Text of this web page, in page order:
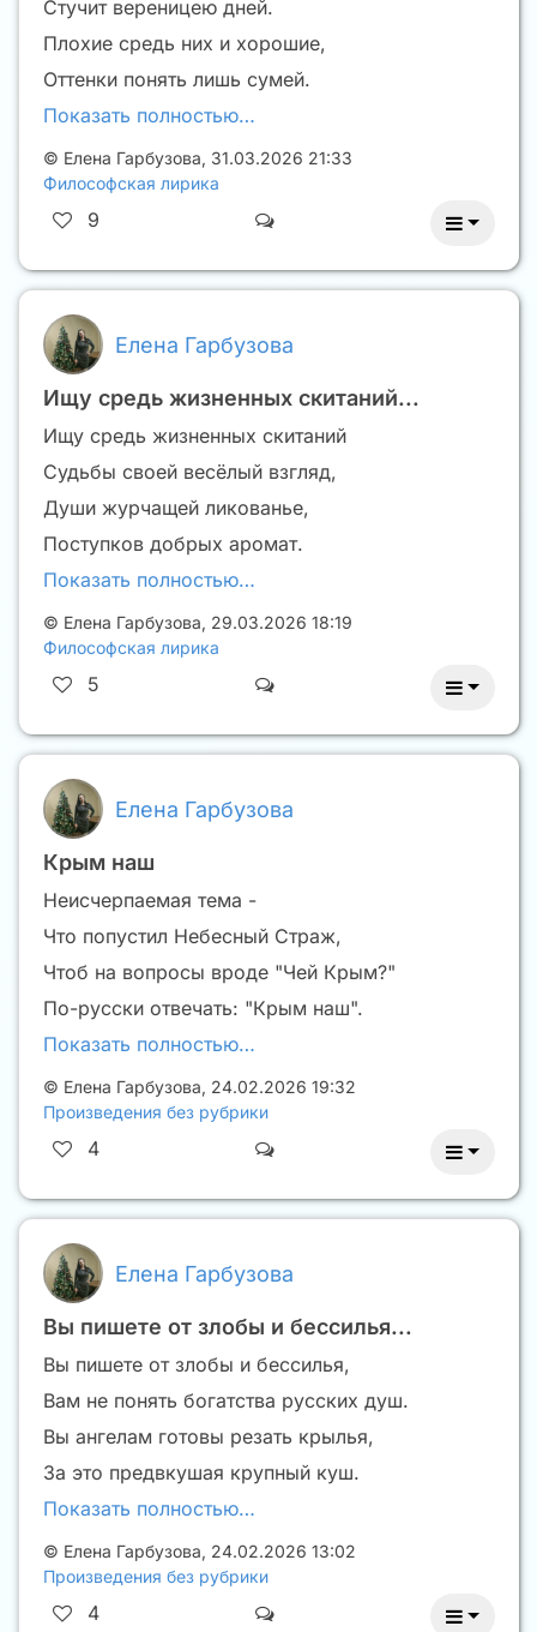
Стучит вереницею дней.
Плохие средь них и хорошие,
Оттенки понять лишь сумей.
Показать полностью…
© Елена Гарбузова, 31.03.2026 21:33
Философская лирика
9
Елена Гарбузова
Ищу средь жизненных скитаний...
Ищу средь жизненных скитаний
Судьбы своей весëлый взгляд,
Души журчащей ликованье,
Поступков добрых аромат.
Показать полностью…
© Елена Гарбузова, 29.03.2026 18:19
Философская лирика
5
Елена Гарбузова
Крым наш
Неисчерпаемая тема -
Что попустил Небесный Страж,
Чтоб на вопросы вроде "Чей Крым?"
По-русски отвечать: "Крым наш".
Показать полностью…
© Елена Гарбузова, 24.02.2026 19:32
Произведения без рубрики
4
Елена Гарбузова
Вы пишете от злобы и бессилья...
Вы пишете от злобы и бессилья,
Вам не понять богатства русских душ.
Вы ангелам готовы резать крылья,
За это предвкушая крупный куш.
Показать полностью…
© Елена Гарбузова, 24.02.2026 13:02
Произведения без рубрики
4